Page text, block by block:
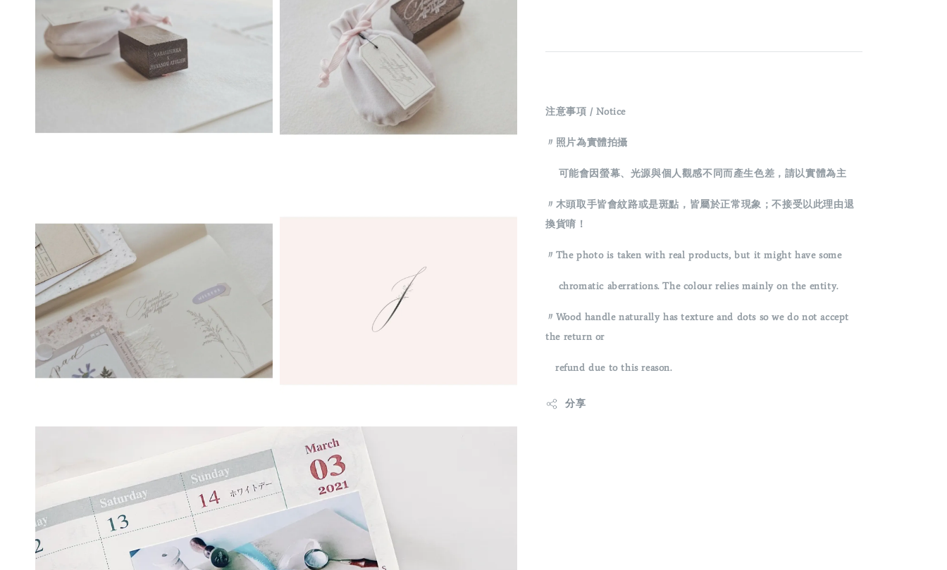
注意事項 / Notice
〃照片為實體拍攝
可能會因螢幕、光源與個人觀感不同而產生色差，請以實體為主
〃木頭取手皆會紋路或是斑點，皆屬於正常現象；不接受以此理由退
換貨唷！
〃The photo is taken with real products, but it might have some
chromatic aberrations. The colour relies mainly on the entity.
〃Wood handle naturally has texture and dots so we do not accept
the return or
refund due to this reason.
分享